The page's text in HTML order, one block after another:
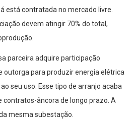
está contratada no mercado livre.
devem atingir 70% do total,
parceira adquire participação
outorga para produzir energia elétrica
seu uso. Esse tipo de arranjo acaba
contratos-âncora de longo prazo. A
mesma subestação.